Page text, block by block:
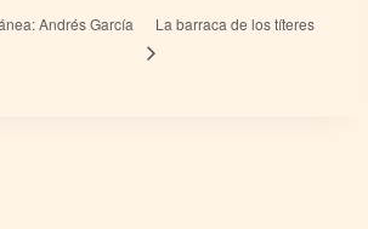
Andrés García La barraca de los títeres